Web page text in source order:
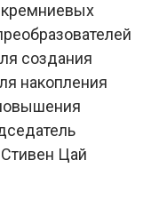
кремниевых
создания
накопления
Цай